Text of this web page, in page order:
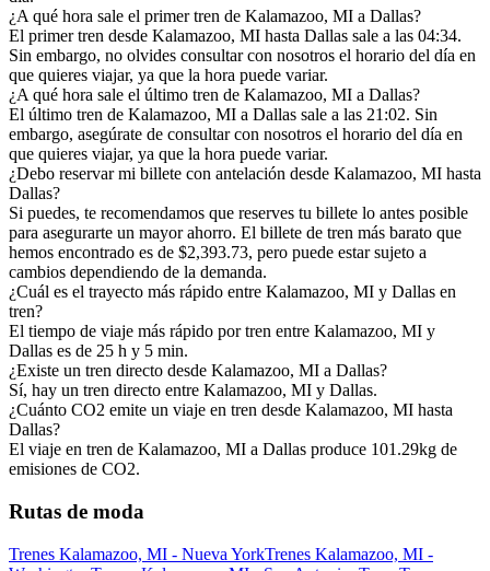
¿A qué hora sale el primer tren de Kalamazoo, MI a Dallas?
El primer tren desde Kalamazoo, MI hasta Dallas sale a las 04:34.
Sin embargo, no olvides consultar con nosotros el horario del día en
que quieres viajar, ya que la hora puede variar.
¿A qué hora sale el último tren de Kalamazoo, MI a Dallas?
El último tren de Kalamazoo, MI a Dallas sale a las 21:02. Sin
embargo, asegúrate de consultar con nosotros el horario del día en
que quieres viajar, ya que la hora puede variar.
¿Debo reservar mi billete con antelación desde Kalamazoo, MI hasta
Dallas?
Si puedes, te recomendamos que reserves tu billete lo antes posible
para asegurarte un mayor ahorro. El billete de tren más barato que
hemos encontrado es de $2,393.73, pero puede estar sujeto a
cambios dependiendo de la demanda.
¿Cuál es el trayecto más rápido entre Kalamazoo, MI y Dallas en
tren?
El tiempo de viaje más rápido por tren entre Kalamazoo, MI y
Dallas es de 25 h y 5 min.
¿Existe un tren directo desde Kalamazoo, MI a Dallas?
Sí, hay un tren directo entre Kalamazoo, MI y Dallas.
¿Cuánto CO2 emite un viaje en tren desde Kalamazoo, MI hasta
Dallas?
El viaje en tren de Kalamazoo, MI a Dallas produce 101.29kg de
emisiones de CO2.
Rutas de moda
Trenes Kalamazoo, MI - Nueva YorkTrenes Kalamazoo, MI -